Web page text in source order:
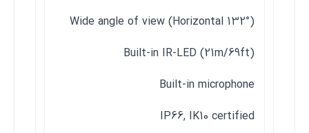
Wide angle of view (Horizontal 132°)
Built-in IR-LED (21m/69ft)
Built-in microphone
IP66, IK10 certified